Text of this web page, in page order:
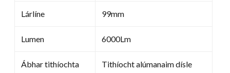
Lárlíne 99mm
Lumen 6000Lm
Ábhar tithíochta Tithíocht alúmanaim dísle